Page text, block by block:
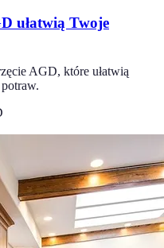
ułatwią Twoje
AGD, które ułatwią